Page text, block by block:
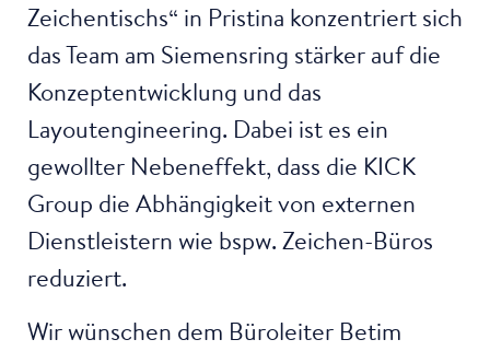
Zeichentischs“ in Pristina konzentriert sich
das Team am Siemensring stärker auf die
Konzeptentwicklung und das
Layoutengineering. Dabei ist es ein
gewollter Nebeneffekt, dass die KICK
Group die Abhängigkeit von externen
Dienstleistern wie bspw. Zeichen-Büros
reduziert.
Wir wünschen dem Büroleiter Betim